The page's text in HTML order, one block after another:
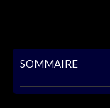
SOMMAIRE